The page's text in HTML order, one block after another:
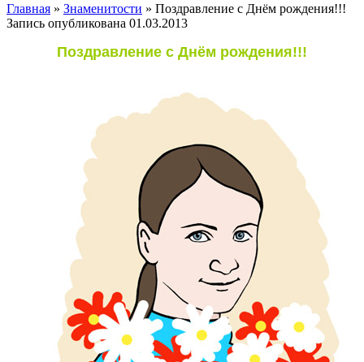
Главная » Знаменитости » Поздравление с Днём рождения!!!
Запись опубликована 01.03.2013
Поздравление с Днём рождения!!!